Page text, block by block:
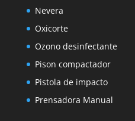
Nevera
Oxicorte
Ozono desinfectante
Pison compactador
Pistola de impacto
Prensadora Manual